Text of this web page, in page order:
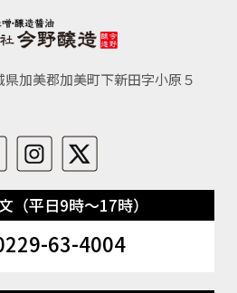
加美郡加美町下新田字小原５
（平日9時～17時）
63-4004